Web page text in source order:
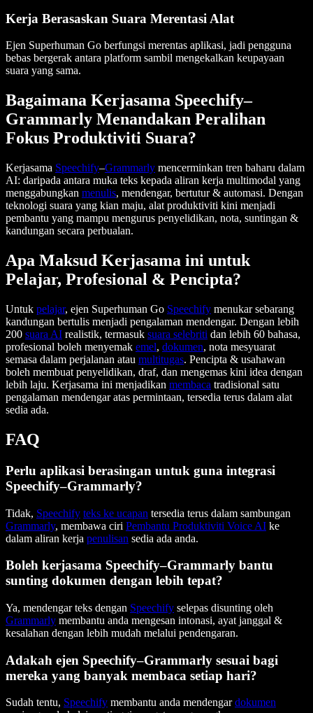
Kerja Berasaskan Suara Merentasi Alat
Ejen Superhuman Go berfungsi merentas aplikasi, jadi pengguna
bebas bergerak antara platform sambil mengekalkan keupayaan
suara yang sama.
Bagaimana Kerjasama Speechify–
Grammarly Menandakan Peralihan
Fokus Produktiviti Suara?
Kerjasama Speechify–Grammarly mencerminkan tren baharu dalam
AI: daripada antara muka teks kepada aliran kerja multimodal yang
menggabungkan menulis, mendengar, bertutur & automasi. Dengan
teknologi suara yang kian maju, alat produktiviti kini menjadi
pembantu yang mampu mengurus penyelidikan, nota, suntingan &
kandungan secara perbualan.
Apa Maksud Kerjasama ini untuk
Pelajar, Profesional & Pencipta?
Untuk pelajar, ejen Superhuman Go Speechify menukar sebarang
kandungan bertulis menjadi pengalaman mendengar. Dengan lebih
200 suara AI realistik, termasuk suara selebriti dan lebih 60 bahasa,
profesional boleh menyemak emel, dokumen, nota mesyuarat
semasa dalam perjalanan atau multitugas. Pencipta & usahawan
boleh membuat penyelidikan, draf, dan mengemas kini idea dengan
lebih laju. Kerjasama ini menjadikan membaca tradisional satu
pengalaman mendengar atas permintaan, tersedia terus dalam alat
sedia ada.
FAQ
Perlu aplikasi berasingan untuk guna integrasi
Speechify–Grammarly?
Tidak, Speechify teks ke ucapan tersedia terus dalam sambungan
Grammarly, membawa ciri Pembantu Produktiviti Voice AI ke
dalam aliran kerja penulisan sedia ada anda.
Boleh kerjasama Speechify–Grammarly bantu
sunting dokumen dengan lebih tepat?
Ya, mendengar teks dengan Speechify selepas disunting oleh
Grammarly membantu anda mengesan intonasi, ayat janggal &
kesalahan dengan lebih mudah melalui pendengaran.
Adakah ejen Speechify–Grammarly sesuai bagi
mereka yang banyak membaca setiap hari?
Sudah tentu, Speechify membantu anda mendengardokumen